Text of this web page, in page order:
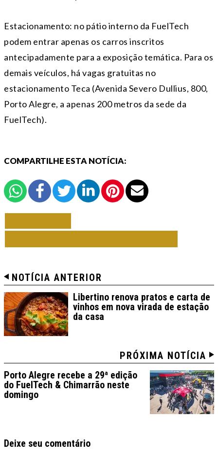
Estacionamento: no pátio interno da FuelTech
podem entrar apenas os carros inscritos
antecipadamente para a exposição temática. Para os
demais veículos, há vagas gratuitas no
estacionamento Teca (Avenida Severo Dullius, 800,
Porto Alegre, a apenas 200 metros da sede da
FuelTech).
COMPARTILHE ESTA NOTÍCIA:
NOTÍCIA ANTERIOR
Libertino renova pratos e carta de
vinhos em nova virada de estação
da casa
PRÓXIMA NOTÍCIA
Porto Alegre recebe a 29ª edição
do FuelTech & Chimarrão neste
domingo
Deixe seu comentário